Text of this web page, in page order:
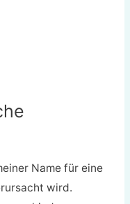
Name für eine
wird.